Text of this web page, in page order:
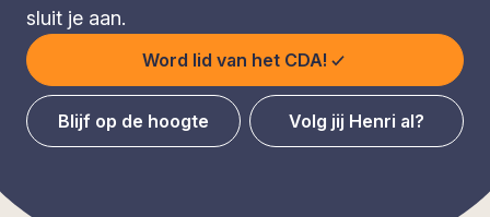
sluit je aan.
Word lid van het CDA!
Blijf op de hoogte Volg jij Henri al?